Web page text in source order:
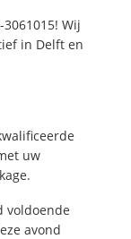
Wij
in Delft en
uw
voldoende
avond